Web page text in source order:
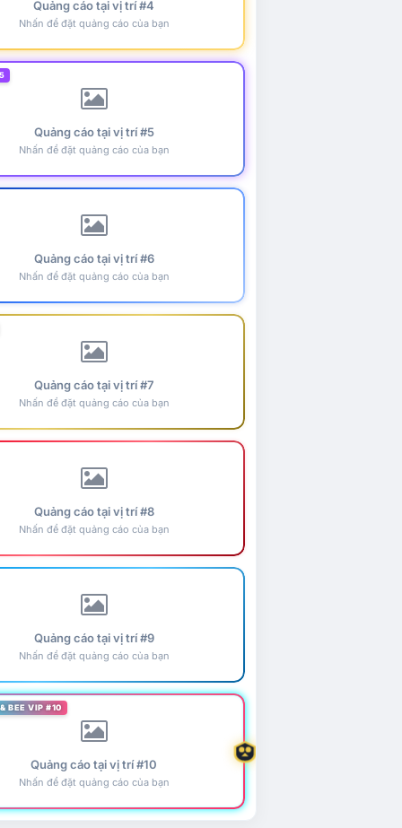
Quảng cáo tại vị trí #4
Nhấn để đặt quảng cáo của bạn
Quảng cáo tại vị trí #5
Nhấn để đặt quảng cáo của bạn
Quảng cáo tại vị trí #6
Nhấn để đặt quảng cáo của bạn
Quảng cáo tại vị trí #7
Nhấn để đặt quảng cáo của bạn
Quảng cáo tại vị trí #8
Nhấn để đặt quảng cáo của bạn
Quảng cáo tại vị trí #9
Nhấn để đặt quảng cáo của bạn
BEE VIP #10
Quảng cáo tại vị trí #10
Nhấn để đặt quảng cáo của bạn